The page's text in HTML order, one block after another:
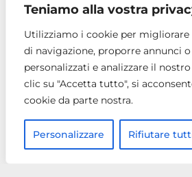
Teniamo alla vostra
Utilizziamo i cookie per migliorare
di navigazione, proporre annunci
personalizzati e analizzare il
clic su "Accetta tutto", si
cookie da parte nostra.
Personalizzare Rifiutare